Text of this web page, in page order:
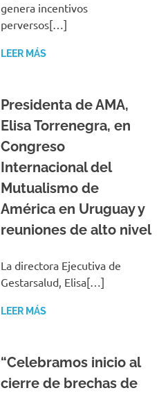
genera incentivos
perversos[…]
LEER MÁS
Presidenta de AMA,
Elisa Torrenegra, en
Congreso
Internacional del
Mutualismo de
América en Uruguay y
reuniones de alto nivel
La directora Ejecutiva de
Gestarsalud, Elisa[…]
LEER MÁS
“Celebramos inicio al
cierre de brechas de